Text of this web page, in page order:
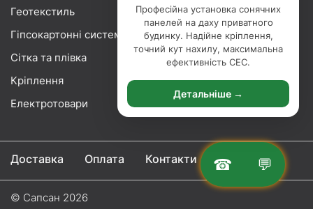
☎ 💬
Професійна установка сонячних
панелей на даху приватного
будинку. Надійне кріплення,
точний кут нахилу, максимальна
ефективність СЕС.
Детальніше →
Геотекстиль
Гіпсокартонні системи
Сітка та плівка
Кріплення
Електротовари
Доставка Оплата Контакти
© Сапсан 2026